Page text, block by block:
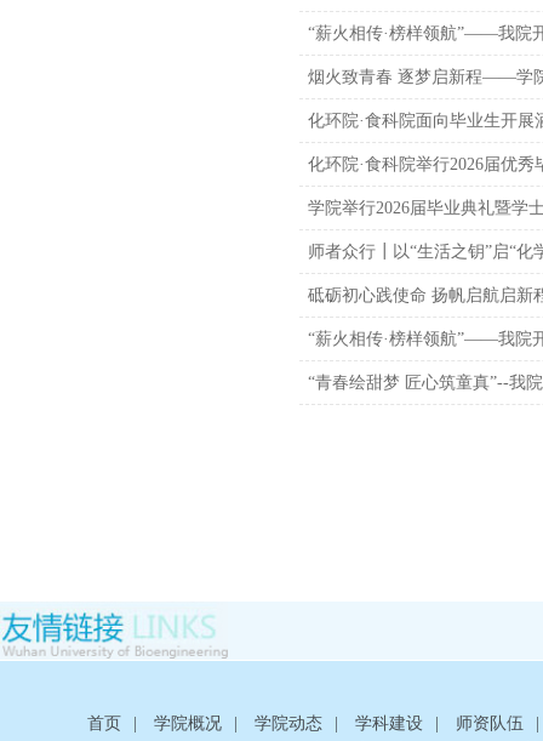
“薪火相传·榜样领航”——我院
烟火致青春 逐梦启新程——学
化环院·食科院面向毕业生开
化环院·食科院举行2026届优
学院举行2026届毕业典礼暨学
师者众行┃以“生活之钥”启“化
砥砺初心践使命 扬帆启航启
“薪火相传·榜样领航”——我院
“青春绘甜梦 匠心筑童真”--我
首页 学院概况 学院动态 学科建设 师资队伍